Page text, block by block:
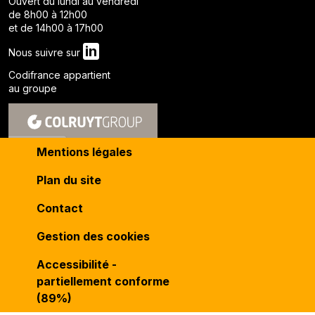
de 8h00 à 12h00
et de 14h00 à 17h00
Nous suivre sur in
Codifrance appartient
au groupe
Mentions légales
Plan du site
Contact
Gestion des cookies
Accessibilité -
partiellement conforme
(89%)